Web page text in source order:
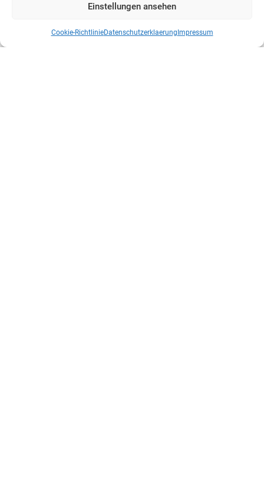
Einstellungen ansehen
Cookie-RichtlinieDatenschutzerklaerung Impressum